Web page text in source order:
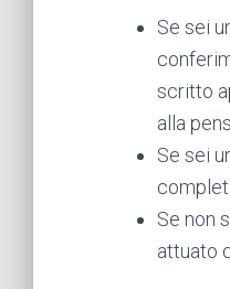
Se sei
scritto
alla
Se sei
Se non
attuato